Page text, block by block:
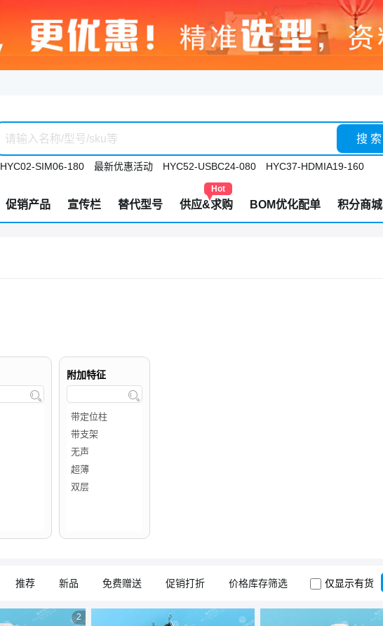
HYC02-SIM06-180 最新优惠活动 HYC52-USBC24-080 HYC37-HDMIA19-160
搜 索
促销产品 宣传栏 替代型号
Hot
供应&求购 BOM优化配单 积分商城

附加特征

推荐 新品 免费赠送 促销打折 价格库存筛选 仅显示有货
2